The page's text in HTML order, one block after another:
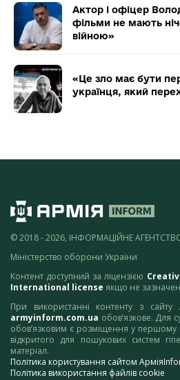
Актор і офіцер
фільми не мають
війною»
«Це зло має бути
українця, який
© 2018 - 2026, ІНФОРМАЦІЙНЕ
Міністерство оборони України
Контент доступний за ліцензією
International license якщо не
При використанні контенту з
armyinform.com.ua обов’язкове. Для
обов’язковим є розміщення у першому
відкритого для пошукових систем
матеріал.
Політика користування сайтом
Політика використання файлів cookie